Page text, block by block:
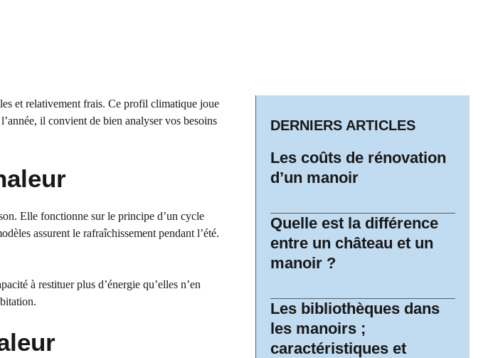
et relativement frais. Ce profil climatique joue
il convient de bien analyser vos besoins
Elle fonctionne sur le principe d’un cycle
assurent le rafraîchissement pendant l’été.
à restituer plus d’énergie qu’elles n’en
DERNIERS ARTICLES
Les coûts de rénovation
d’un manoir
Quelle est la différence
entre un château et un
manoir ?
Les bibliothèques dans
les manoirs ;
caractéristiques et